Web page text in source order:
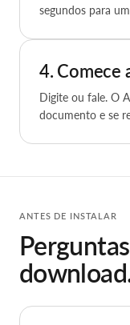
segundos para
4. Comece
Digite ou fale. O
documento e se
ANTES DE INSTALAR